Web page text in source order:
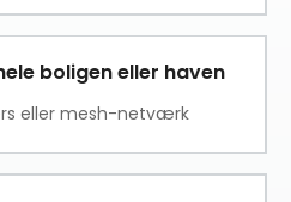
boligen eller haven
eller mesh-netværk